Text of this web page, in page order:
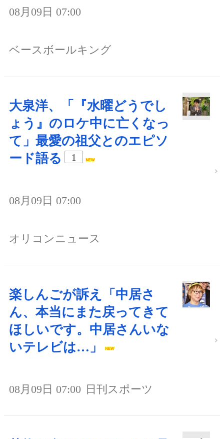
08月09日 07:00
ベースボールキング
大泉洋、「『水曜どうでし
ょう』のロケ中に亡くなっ
て」最愛の祖父とのエピソ
ード語る
1
08月09日 07:00
オリコンニュース
楽しんごが訴え「中居さ
ん、本当にまた戻ってきて
ほしいです。中居さんいな
いテレビは…」
08月09日 07:00 日刊スポーツ